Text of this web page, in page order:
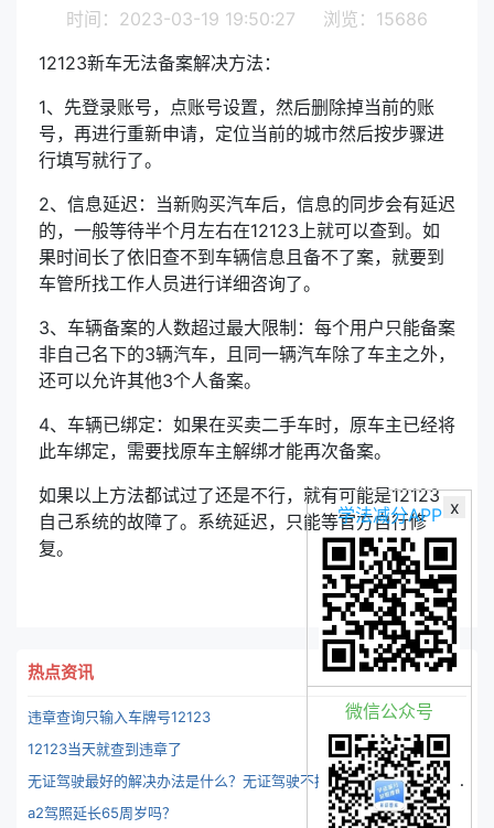
时间：2023-03-19 19:50:27 浏览：15686
12123新车无法备案解决方法：
1、先登录账号，点账号设置，然后删除掉当前的账
号，再进行重新申请，定位当前的城市然后按步骤进
行填写就行了。
2、信息延迟：当新购买汽车后，信息的同步会有延迟
的，一般等待半个月左右在12123上就可以查到。如
果时间长了依旧查不到车辆信息且备不了案，就要到
车管所找工作人员进行详细咨询了。
3、车辆备案的人数超过最大限制：每个用户只能备案
非自己名下的3辆汽车，且同一辆汽车除了车主之外，
还可以允许其他3个人备案。
4、车辆已绑定：如果在买卖二手车时，原车主已经将
此车绑定，需要找原车主解绑才能再次备案。
如果以上方法都试过了还是不行，就有可能是12123
自己系统的故障了。系统延迟，只能等官方自行修
复。
热点资讯
违章查询只输入车牌号12123
12123当天就查到违章了
无证驾驶最好的解决办法是什么？无证驾驶不拘留方法有么？-识途驾考.
a2驾照延长65周岁吗？
x
学法减分APP
微信公众号